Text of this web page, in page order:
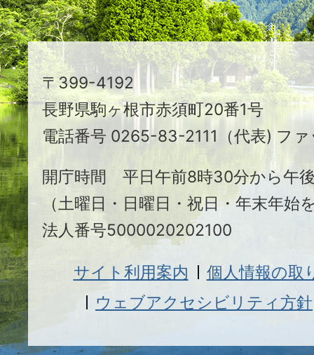
ま
ち
駒
ヶ
根
市
〒399-4192
長野県駒ヶ根市赤須町20番1号
電話番号 0265-83-2111（代表) フ
開庁時間 平日午前8時30分から午
（土曜日・日曜日・祝日・年末年始
法人番号5000020202100
サイト利用案内
個人情報の取
ウェブアクセシビリティ方針